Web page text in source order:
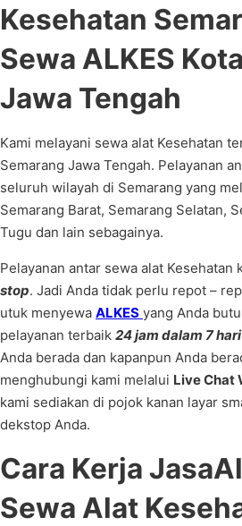
Kesehatan
Sewa ALKES
Jawa Tengah
Kami melayani sewa alat Kesehatan
Semarang Jawa Tengah. Pelayanan
seluruh wilayah di Semarang yang
Semarang Barat, Semarang Selatan,
Tugu dan lain sebagainya.
Pelayanan antar sewa alat Kesehatan
stop. Jadi Anda tidak perlu repot –
utuk menyewa ALKES yang Anda
pelayanan terbaik 24 jam dalam 7
Anda berada dan kapanpun Anda
menghubungi kami melalui Live Chat
kami sediakan di pojok kanan layar
dekstop Anda.
Cara Kerja
Sewa Alat